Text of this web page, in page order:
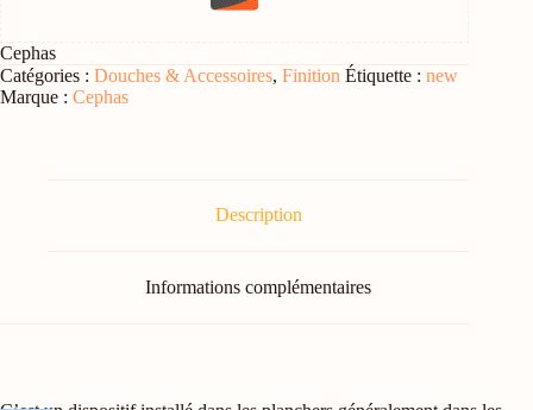
Cephas
Catégories : Douches & Accessoires, Finition Étiquette : new
Marque : Cephas
Description
Informations complémentaires